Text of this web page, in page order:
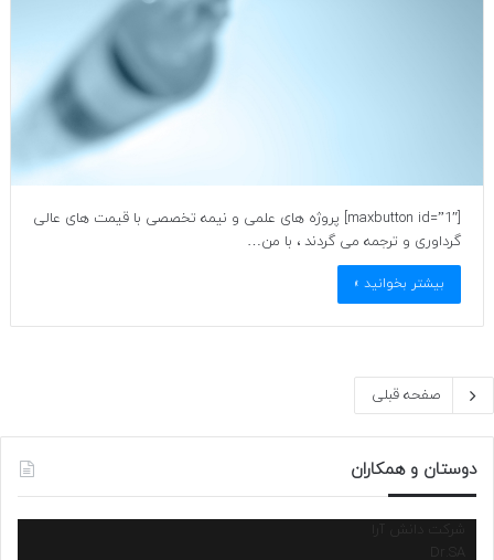
[maxbutton id=”1″] پروژه های علمی و نیمه تخصصی با قیمت های عالی
گرداوری و ترجمه می گردند ، با من…
بیشتر بخوانید »
صفحه قبلی
دوستان و همکاران
شرکت دانش آرا